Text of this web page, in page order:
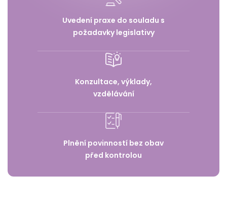
Uvedení praxe do souladu s
požadavky legislativy
Konzultace, výklady,
vzdělávání
Plnění povinností bez obav
před kontrolou